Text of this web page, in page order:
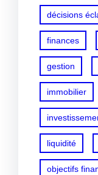
décisions
finances
gestion
immobilier
liquidité
objectifs